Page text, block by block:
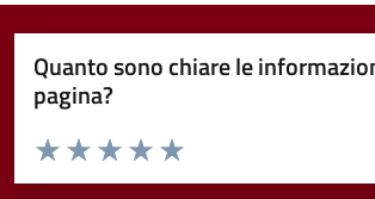
Quanto sono chiare le
pagina?
Valuta da 1 a 5 stelle la pagina
Valuta 5 stelle su 5
Valuta 4 stelle su 5
Valuta 3 stelle su 5
Valuta 2 stelle su 5
Valuta 1 stelle su 5